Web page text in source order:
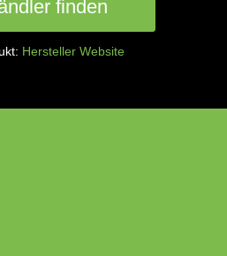
finden
Hersteller Website